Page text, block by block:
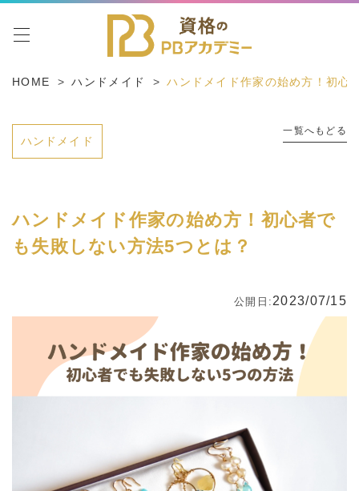
toggle navigation
HOME ハンドメイド ハンドメイド作家の始め方！初心
ハンドメイド
一覧へもどる
ハンドメイド作家の始め方！初心者で
も失敗しない方法5つとは？
公開日:2023/07/15